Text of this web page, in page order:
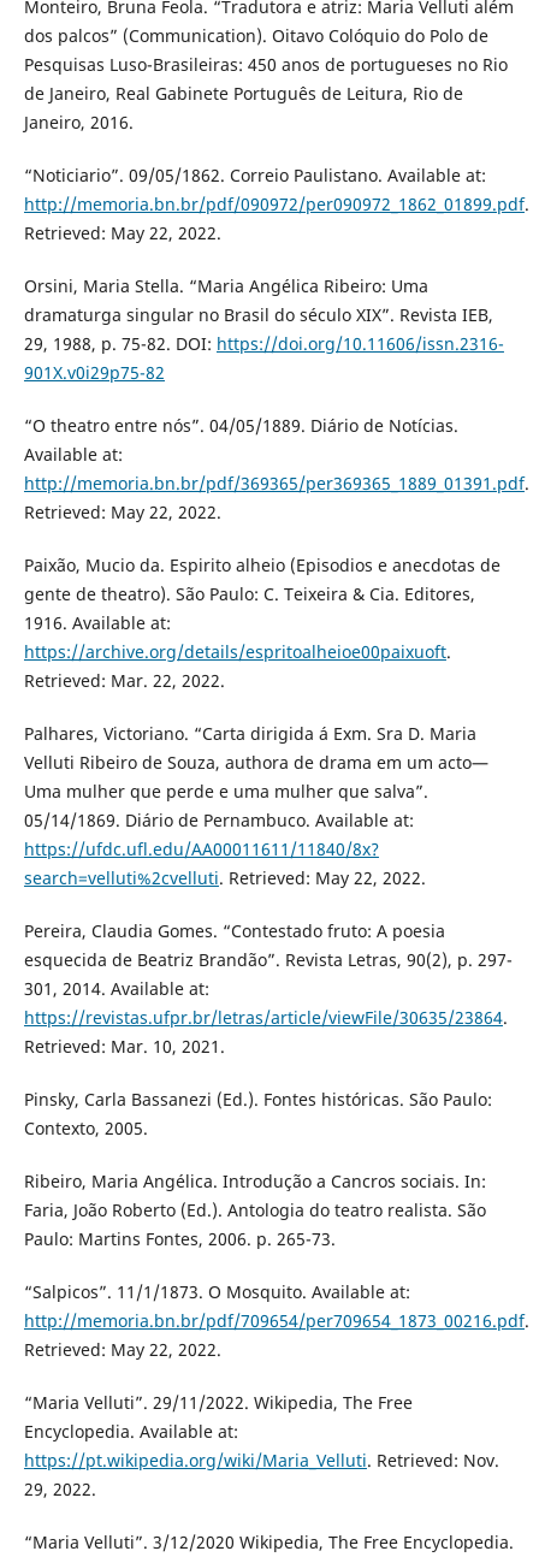
Monteiro, Bruna Feola. “Tradutora e atriz: Maria Velluti além
dos palcos” (Communication). Oitavo Colóquio do Polo de
Pesquisas Luso-Brasileiras: 450 anos de portugueses no Rio
de Janeiro, Real Gabinete Português de Leitura, Rio de
Janeiro, 2016.
“Noticiario”. 09/05/1862. Correio Paulistano. Available at:
http://memoria.bn.br/pdf/090972/per090972_1862_01899.pdf.
Retrieved: May 22, 2022.
Orsini, Maria Stella. “Maria Angélica Ribeiro: Uma
dramaturga singular no Brasil do século XIX”. Revista IEB,
29, 1988, p. 75-82. DOI: https://doi.org/10.11606/issn.2316-
901X.v0i29p75-82
“O theatro entre nós”. 04/05/1889. Diário de Notícias.
Available at:
http://memoria.bn.br/pdf/369365/per369365_1889_01391.pdf.
Retrieved: May 22, 2022.
Paixão, Mucio da. Espirito alheio (Episodios e anecdotas de
gente de theatro). São Paulo: C. Teixeira & Cia. Editores,
1916. Available at:
https://archive.org/details/espritoalheioe00paixuoft.
Retrieved: Mar. 22, 2022.
Palhares, Victoriano. “Carta dirigida á Exm. Sra D. Maria
Velluti Ribeiro de Souza, authora de drama em um acto—
Uma mulher que perde e uma mulher que salva”.
05/14/1869. Diário de Pernambuco. Available at:
https://ufdc.ufl.edu/AA00011611/11840/8x?
search=velluti%2cvelluti. Retrieved: May 22, 2022.
Pereira, Claudia Gomes. “Contestado fruto: A poesia
esquecida de Beatriz Brandão”. Revista Letras, 90(2), p. 297-
301, 2014. Available at:
https://revistas.ufpr.br/letras/article/viewFile/30635/23864.
Retrieved: Mar. 10, 2021.
Pinsky, Carla Bassanezi (Ed.). Fontes históricas. São Paulo:
Contexto, 2005.
Ribeiro, Maria Angélica. Introdução a Cancros sociais. In:
Faria, João Roberto (Ed.). Antologia do teatro realista. São
Paulo: Martins Fontes, 2006. p. 265-73.
“Salpicos”. 11/1/1873. O Mosquito. Available at:
http://memoria.bn.br/pdf/709654/per709654_1873_00216.pdf.
Retrieved: May 22, 2022.
“Maria Velluti”. 29/11/2022. Wikipedia, The Free
Encyclopedia. Available at:
https://pt.wikipedia.org/wiki/Maria_Velluti. Retrieved: Nov.
29, 2022.
“Maria Velluti”. 3/12/2020 Wikipedia, The Free Encyclopedia.